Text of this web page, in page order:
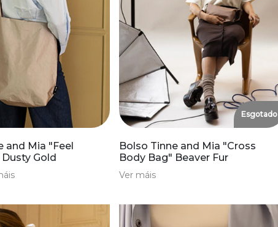
and Mia "Feel
Gold
Esgotado
Bolso Tinne and Mia "Cross
Body Bag" Beaver Fur
Ver máis